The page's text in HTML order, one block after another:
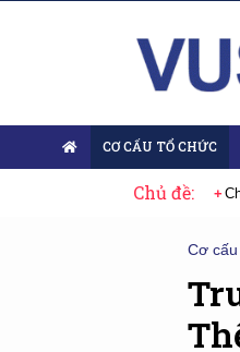
CƠ CẤU TỔ CHỨC
Chủ đề:
hội lần thứ XIV của Đảng
Cơ